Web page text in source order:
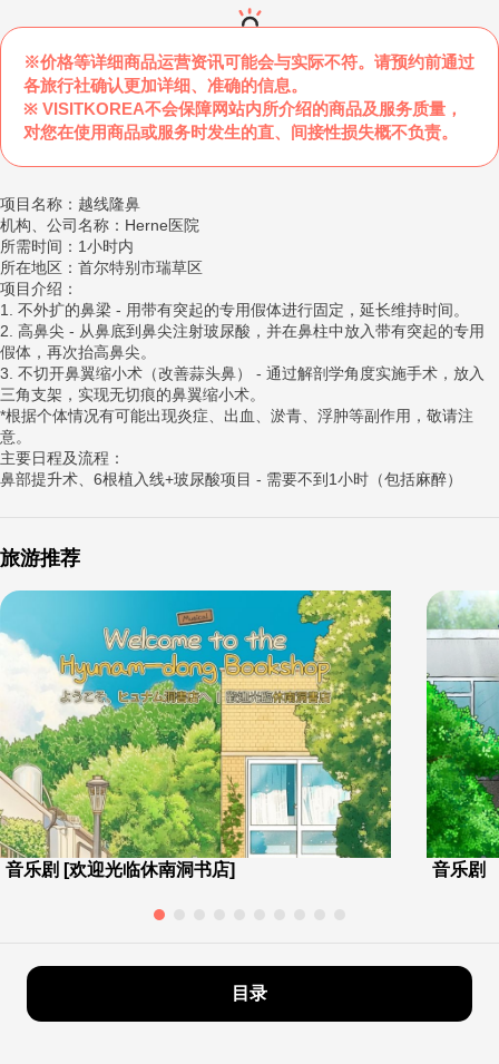
※价格等详细商品运营资讯可能会与实际不符。请预约前通过
各旅行社确认更加详细、准确的信息。
※ VISITKOREA不会保障网站内所介绍的商品及服务质量，
对您在使用商品或服务时发生的直、间接性损失概不负责。
项目名称：越线隆鼻
机构、公司名称：Herne医院
所需时间：1小时内
所在地区：首尔特别市瑞草区
项目介绍：
1. 不外扩的鼻梁 - 用带有突起的专用假体进行固定，延长维持时间。
2. 高鼻尖 - 从鼻底到鼻尖注射玻尿酸，并在鼻柱中放入带有突起的专用
假体，再次抬高鼻尖。
3. 不切开鼻翼缩小术（改善蒜头鼻） - 通过解剖学角度实施手术，放入
三角支架，实现无切痕的鼻翼缩小术。
*根据个体情况有可能出现炎症、出血、淤青、浮肿等副作用，敬请注
意。
主要日程及流程：
鼻部提升术、6根植入线+玻尿酸项目 - 需要不到1小时（包括麻醉）
旅游推荐
音乐剧 [欢迎光临休南洞书店] 音乐剧
目录